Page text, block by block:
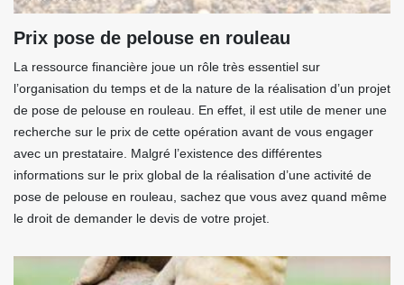
Prix pose de pelouse en rouleau
La ressource financière joue un rôle très essentiel sur
l’organisation du temps et de la nature de la réalisation d’un projet
de pose de pelouse en rouleau. En effet, il est utile de mener une
recherche sur le prix de cette opération avant de vous engager
avec un prestataire. Malgré l’existence des différentes
informations sur le prix global de la réalisation d’une activité de
pose de pelouse en rouleau, sachez que vous avez quand même
le droit de demander le devis de votre projet.